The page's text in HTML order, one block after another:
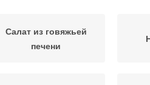
Салат из говяжьей
печени